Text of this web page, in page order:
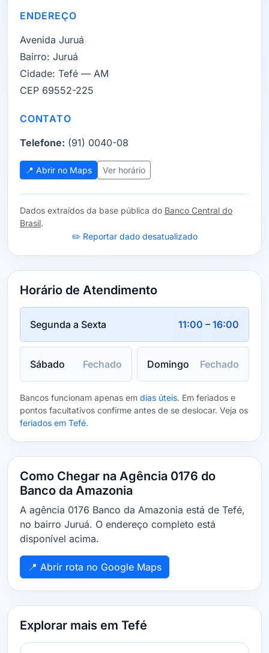
ENDEREÇO
Avenida Juruá
Bairro: Juruá
Cidade: Tefé — AM
CEP 69552-225
CONTATO
Telefone: (91) 0040-08
📍 Abrir no Maps Ver horário
Dados extraídos da base pública do Banco Central do
Brasil.
✏️ Reportar dado desatualizado
Horário de Atendimento
Segunda a Sexta 11:00 – 16:00
Sábado Fechado Domingo Fechado
Bancos funcionam apenas em dias úteis. Em feriados e
pontos facultativos confirme antes de se deslocar. Veja os
feriados em Tefé.
Como Chegar na Agência 0176 do
Banco da Amazonia
A agência 0176 Banco da Amazonia está de Tefé,
no bairro Juruá. O endereço completo está
disponível acima.
📍 Abrir rota no Google Maps
Explorar mais em Tefé